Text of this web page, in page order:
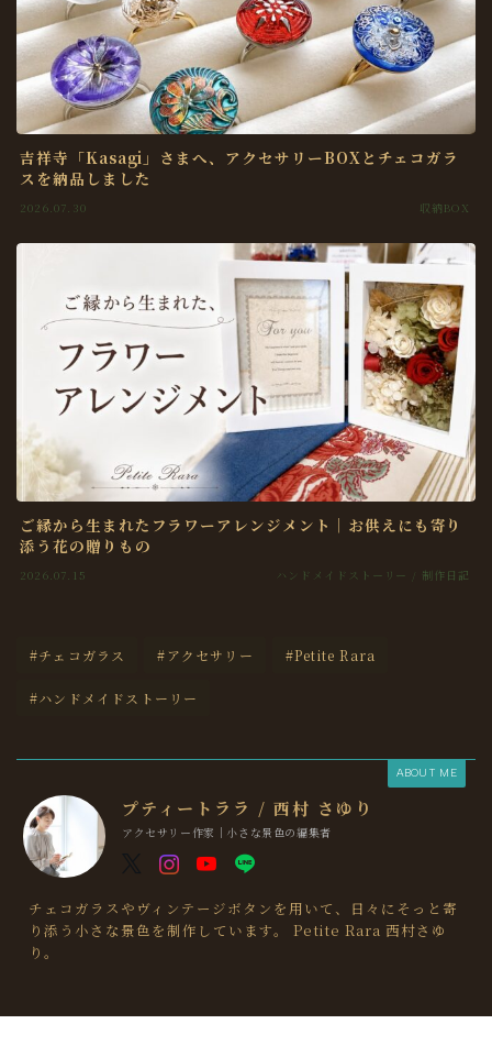
吉祥寺「Kasagi」さまへ、アクセサリーBOXとチェコガラ
スを納品しました
2026.07.30 収納BOX
ご縁から生まれたフラワーアレンジメント｜お供えにも寄り
添う花の贈りもの
2026.07.15 ハンドメイドストーリー / 制作日記
#チェコガラス #アクセサリー #Petite Rara
#ハンドメイドストーリー
ABOUT ME
プティートララ / 西村 さゆり
アクセサリー作家｜小さな景色の編集者
チェコガラスやヴィンテージボタンを用いて、日々にそっと寄
り添う小さな景色を制作しています。 Petite Rara 西村さゆ
り。